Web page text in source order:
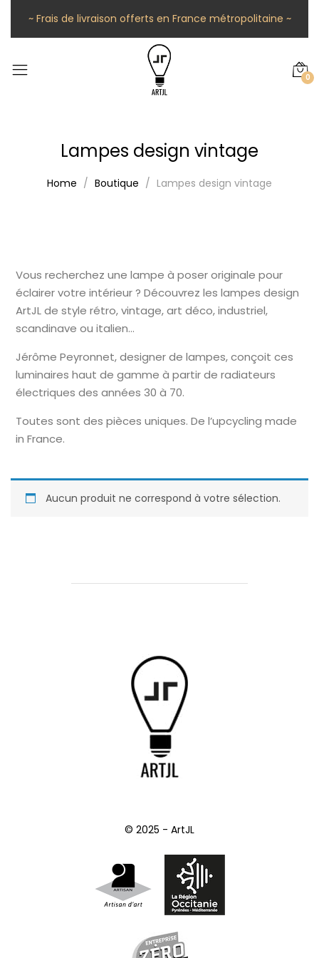
~ Frais de livraison offerts en France métropolitaine ~
0
Lampes design vintage
Home Boutique Lampes design vintage
Vous recherchez une lampe à poser originale pour
éclairer votre intérieur ? Découvrez les lampes design
ArtJL de style rétro, vintage, art déco, industriel,
scandinave ou italien…
Jérôme Peyronnet, designer de lampes, conçoit ces
luminaires haut de gamme à partir de radiateurs
électriques des années 30 à 70.
Toutes sont des pièces uniques. De l’upcycling made
in France.
Aucun produit ne correspond à votre sélection.
© 2025 - ArtJL